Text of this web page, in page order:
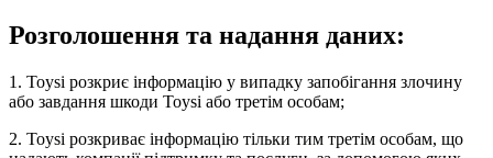
Розголошення та надання даних:
1. Toysi розкриє інформацію у випадку запобігання злочину
або завдання шкоди Toysi або третім особам;
2. Toysi розкриває інформацію тільки тим третім особам, що